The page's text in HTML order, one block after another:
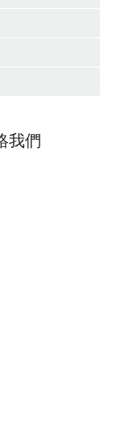
我們